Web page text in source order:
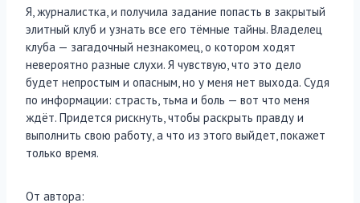
Я, журналистка, и получила задание попасть в закрытый
элитный клуб и узнать все его тёмные тайны. Владелец
клуба — загадочный незнакомец, о котором ходят
невероятно разные слухи. Я чувствую, что это дело
будет непростым и опасным, но у меня нет выхода. Судя
по информации: страсть, тьма и боль — вот что меня
ждёт. Придется рискнуть, чтобы раскрыть правду и
выполнить свою работу, а что из этого выйдет, покажет
только время.
От автора: